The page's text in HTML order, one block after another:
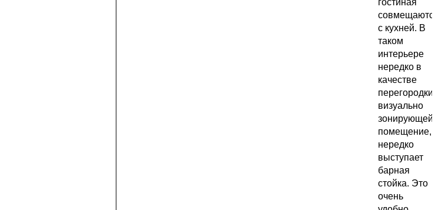
гостиная
совмещаются
с кухней. В
таком
интерьере
нередко в
качестве
перегородки,
визуально
зонирующей
помещение,
нередко
выступает
барная
стойка. Это
очень